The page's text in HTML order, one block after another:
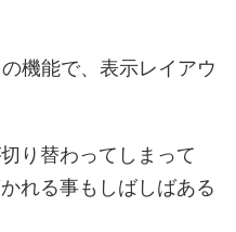
機能で、表示レイアウ
り替わってしまって
れる事もしばしばある